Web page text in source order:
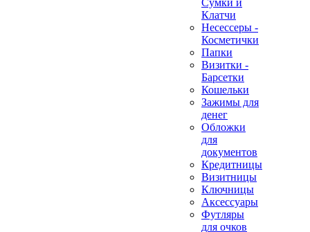
Сумки и
Клатчи
Несессеры -
Косметички
Папки
Визитки -
Барсетки
Кошельки
Зажимы для
денег
Обложки
для
документов
Кредитницы
Визитницы
Ключницы
Аксессуары
Футляры
для очков